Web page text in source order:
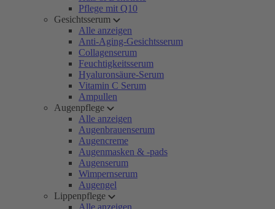
Pflege mit Q10
Gesichtsserum
Alle anzeigen
Anti-Aging-Gesichtsserum
Collagenserum
Feuchtigkeitsserum
Hyaluronsäure-Serum
Vitamin C Serum
Ampullen
Augenpflege
Alle anzeigen
Augenbrauenserum
Augencreme
Augenmasken & -pads
Augenserum
Wimpernserum
Augengel
Lippenpflege
Alle anzeigen